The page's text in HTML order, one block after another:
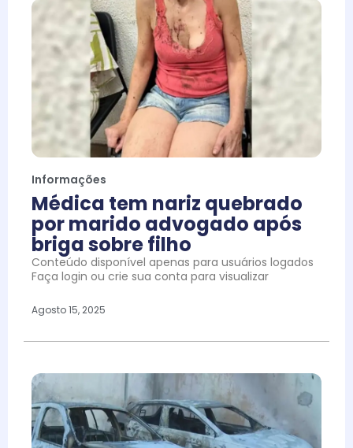
Informações
Médica tem nariz quebrado
por marido advogado após
briga sobre filho
Conteúdo disponível apenas para usuários logados
Faça login ou crie sua conta para visualizar
Agosto 15, 2025